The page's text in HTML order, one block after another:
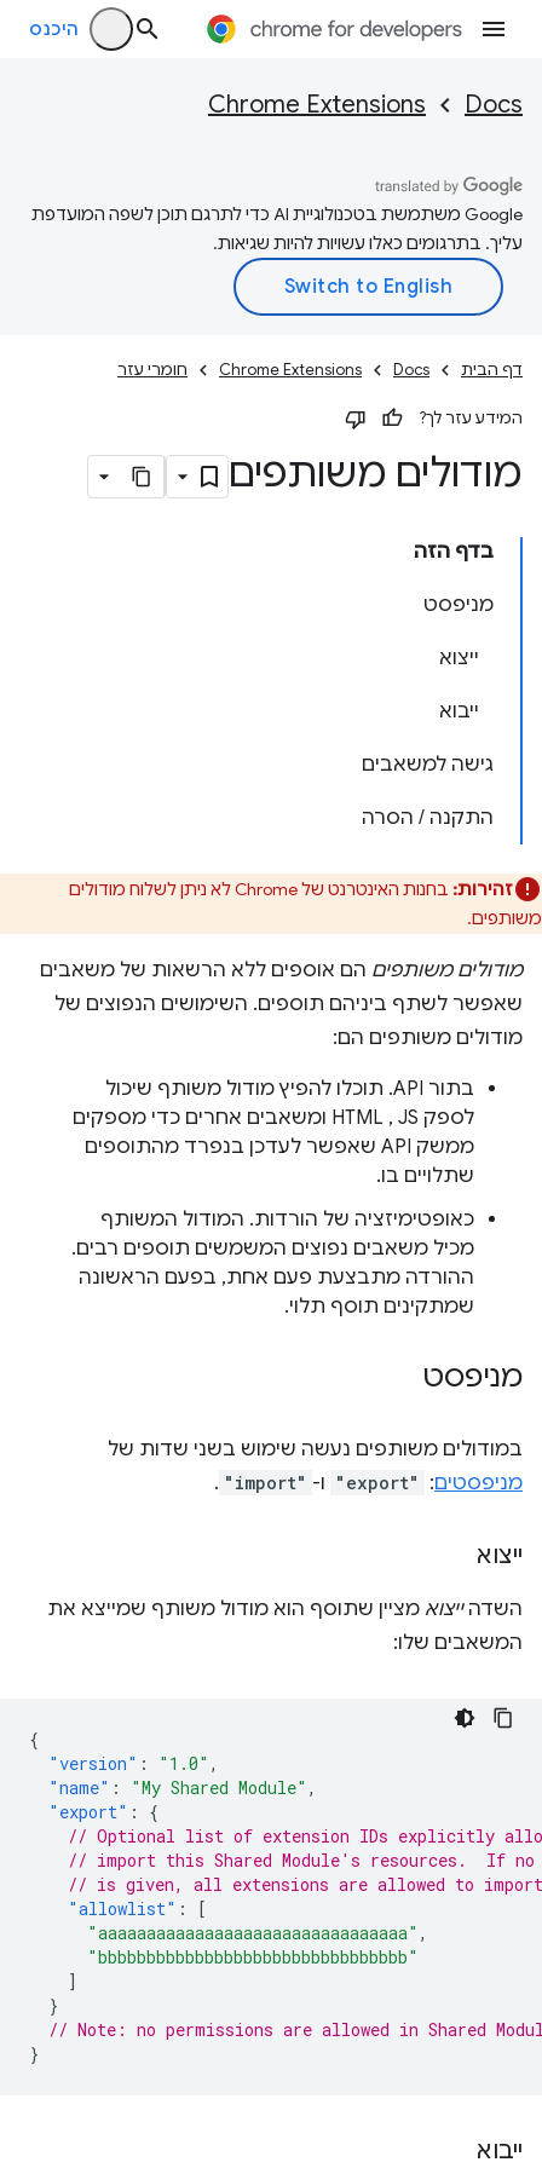
היכנס
Docs
Chrome Extensions
‫Google משתמשת בטכנולוגיית AI כדי לתרגם תוכן לשפה המועדפת
עליך. בתרגומים כאלו עשויות להיות שגיאות.
דף הבית Docs
Chrome Extensions חומרי עזר
המידע עזר לך?
מודולים משותפים
בדף הזה
מניפסט
ייצוא
ייבוא
גישה למשאבים
התקנה / הסרה
זהירות:
בחנות האינטרנט של Chrome לא ניתן לשלוח מודולים
משותפים.
מודולים משותפים הם אוספים ללא הרשאות של משאבים
שאפשר לשתף ביניהם תוספים. השימושים הנפוצים של
מודולים משותפים הם:
בתור API. תוכלו להפיץ מודול משותף שיכול
לספק HTML , JS ומשאבים אחרים כדי מספקים
ממשק API שאפשר לעדכן בנפרד מהתוספים
שתלויים בו.
כאופטימיזציה של הורדות. המודול המשותף
מכיל משאבים נפוצים המשמשים תוספים רבים.
ההורדה מתבצעת פעם אחת, בפעם הראשונה
שמתקינים תוסף תלוי.
מניפסט
במודולים משותפים נעשה שימוש בשני שדות של
מניפסטים:
"export" ו- "import"
.
ייצוא
השדהייצוא מציין שתוסף הוא מודול משותף שמייצא את
המשאבים שלו:
{
"version" : "1.0" ,
"name" : "My Shared Module" ,
"export" :
{
// Optional list of extension IDs explicitly
// import this Shared Module's resources.  If
// is given, all extensions are allowed to
"allowlist" :
[
"aaaaaaaaaaaaaaaaaaaaaaaaaaaaaaaa" ,
"bbbbbbbbbbbbbbbbbbbbbbbbbbbbbbbb"
]
}
// Note: no permissions are allowed in Shared
}
ייבוא